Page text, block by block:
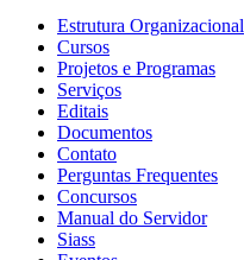
Estrutura Organizacional
Cursos
Projetos e Programas
Serviços
Editais
Documentos
Contato
Perguntas Frequentes
Concursos
Manual do Servidor
Siass